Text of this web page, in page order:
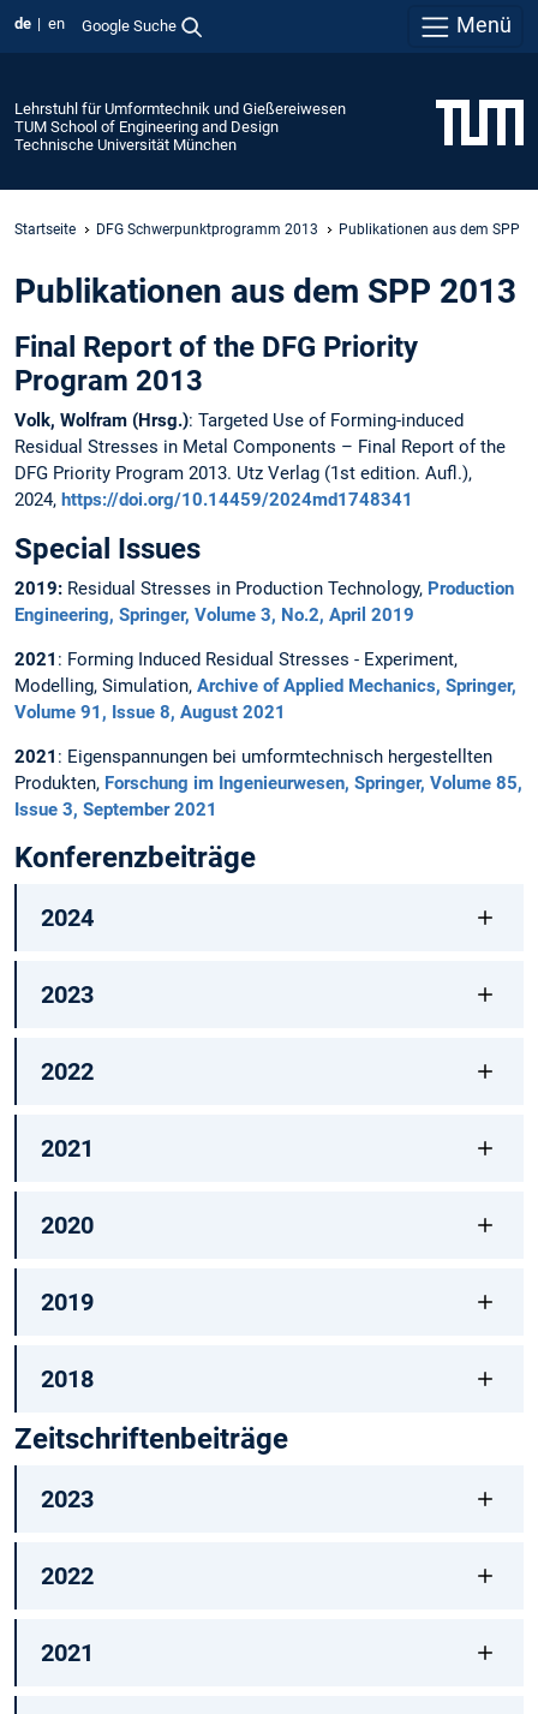
de en Google Suche Menü
Lehrstuhl für Umformtechnik und Gießereiwesen
TUM School of Engineering and Design
Technische Universität München
Startseite DFG Schwerpunktprogramm 2013 Publikationen aus dem SPP
Publikationen aus dem SPP 2013
Final Report of the DFG Priority
Program 2013
Volk, Wolfram (Hrsg.): Targeted Use of Forming-induced
Residual Stresses in Metal Components – Final Report of the
DFG Priority Program 2013. Utz Verlag (1st edition. Aufl.),
2024, https://doi.org/10.14459/2024md1748341
Special Issues
2019: Residual Stresses in Production Technology, Production
Engineering, Springer, Volume 3, No.2, April 2019
2021 : Forming Induced Residual Stresses - Experiment,
Modelling, Simulation, Archive of Applied Mechanics, Springer,
Volume 91, Issue 8, August 2021
2021 : Eigenspannungen bei umformtechnisch hergestellten
Produkten, Forschung im Ingenieurwesen, Springer, Volume 85,
Issue 3, September 2021
Konferenzbeiträge
2024
2023
2022
2021
2020
2019
2018
Zeitschriftenbeiträge
2023
2022
2021